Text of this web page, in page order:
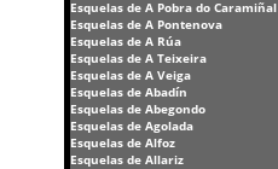
Esquelas de A Pobra do Caramiñal
Esquelas de A Pontenova
Esquelas de A Rúa
Esquelas de A Teixeira
Esquelas de A Veiga
Esquelas de Abadín
Esquelas de Abegondo
Esquelas de Agolada
Esquelas de Alfoz
Esquelas de Allariz